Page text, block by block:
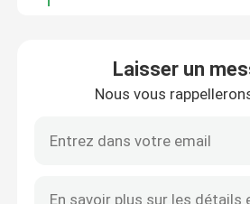
Les affaires
Autoclave d'AAC
Laisser un
Nous vous